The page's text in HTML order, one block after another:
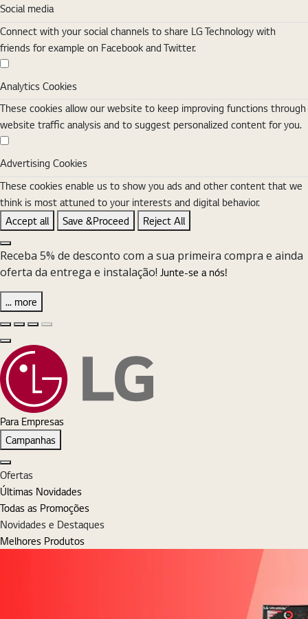
Social media
Connect with your social channels to share LG Technology with
friends for example on Facebook and Twitter.
Analytics Cookies
Analytics Cookies
These cookies allow our website to keep improving functions through
website traffic analysis and to suggest personalized content for you.
Advertising Cookies
Advertising Cookies
These cookies enable us to show you ads and other content that we
think is most attuned to your interests and digital behavior.
Accept all
Save &Proceed Reject All
Close the Cookie Setting banner
Receba 5% de desconto com a sua primeira compra e ainda
oferta da entrega e instalação! Junte-se a nós!
... more
Fechar
Para Empresas
Campanhas
Fechar
Ofertas
Últimas Novidades
Todas as Promoções
Novidades e Destaques
Melhores Produtos